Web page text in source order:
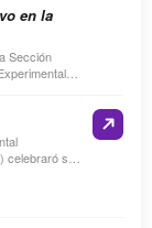
en la
Sección
su